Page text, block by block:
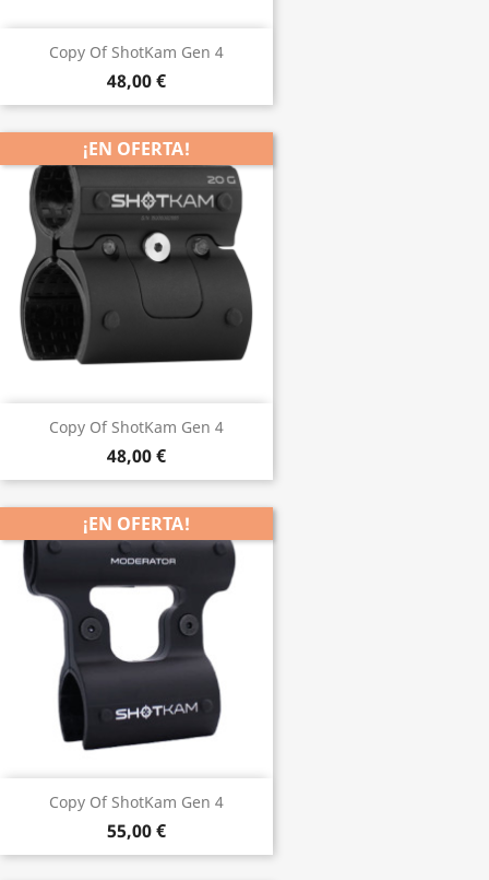
Copy Of ShotKam Gen 4
48,00 €
Copy Of ShotKam Gen 4
48,00 €
¡EN OFERTA!
Copy Of ShotKam Gen 4
55,00 €
¡EN OFERTA!